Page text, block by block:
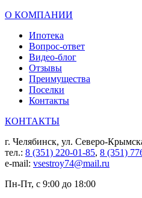
О КОМПАНИИ
Ипотека
Вопрос-ответ
Видео-блог
Отзывы
Преимущества
Поселки
Контакты
КОНТАКТЫ
г. Челябинск, ул. Северо-
тел.: 8 (351) 220-01-85, 8 (351)
e-mail: vsestroy74@mail.ru
Пн-Пт, с 9:00 до 18:00